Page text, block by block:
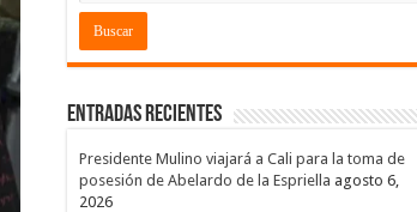
Entradas recientes
Presidente Mulino viajará a Cali para la toma de
posesión de Abelardo de la Espriella agosto 6,
2026